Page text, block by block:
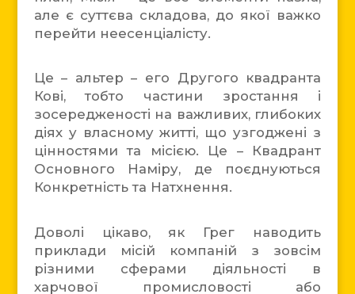
але є суттєва складова, до якої важко
перейти неесенціалісту.
Це – альтер – его Другого квадранта
Кові, тобто частини зростання і
зосередженості на важливих, глибоких
діях у власному житті, що узгоджені з
цінностями та місією. Це – Квадрант
Основного Наміру, де поєднуються
Конкретність та Натхнення.
Доволі цікаво, як Грег наводить
приклади місій компаній з зовсім
різними сферами діяльності в
харчової промисловості або